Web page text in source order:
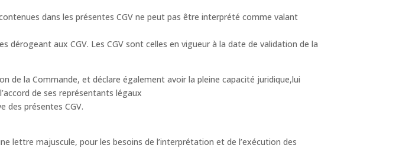
dans les présentes CGV ne peut pas être interprété comme valant
aux CGV. Les CGV sont celles en vigueur à la date de validation de la
de la Commande, et déclare également avoir la pleine capacité juridique,lui
de ses représentants légaux
des présentes CGV.
lettre majuscule, pour les besoins de l’interprétation et de l’exécution des